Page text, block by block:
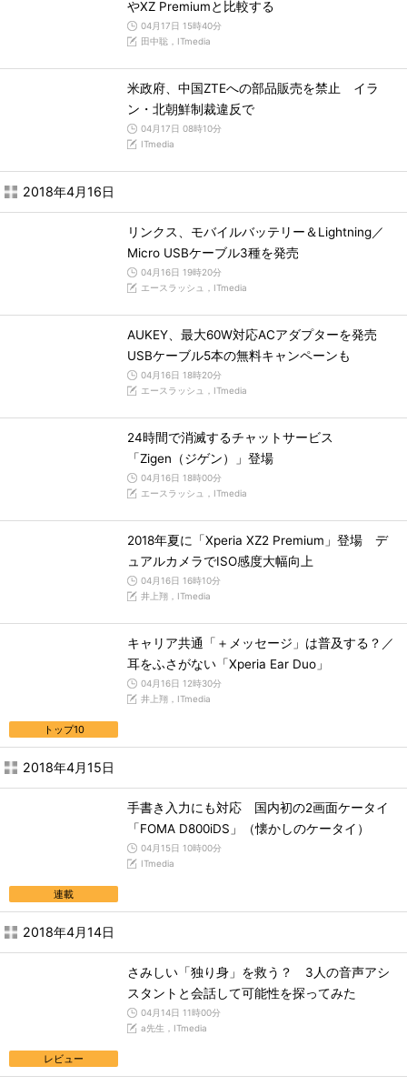
やXZ Premiumと比較する
04月17日 15時40分
田中聡，ITmedia
米政府、中国ZTEへの部品販売を禁止 イラ
ン・北朝鮮制裁違反で
04月17日 08時10分
ITmedia
2018年4月16日
リンクス、モバイルバッテリー＆Lightning／
Micro USBケーブル3種を発売
04月16日 19時20分
エースラッシュ，ITmedia
AUKEY、最大60W対応ACアダプターを発売
USBケーブル5本の無料キャンペーンも
04月16日 18時20分
エースラッシュ，ITmedia
24時間で消滅するチャットサービス
「Zigen（ジゲン）」登場
04月16日 18時00分
エースラッシュ，ITmedia
2018年夏に「Xperia XZ2 Premium」登場 デ
ュアルカメラでISO感度大幅向上
04月16日 16時10分
井上翔，ITmedia
トップ10
キャリア共通「＋メッセージ」は普及する？／
耳をふさがない「Xperia Ear Duo」
04月16日 12時30分
井上翔，ITmedia
2018年4月15日
連載
手書き入力にも対応 国内初の2画面ケータイ
「FOMA D800iDS」（懐かしのケータイ）
04月15日 10時00分
ITmedia
2018年4月14日
レビュー
さみしい「独り身」を救う？ 3人の音声アシ
スタントと会話して可能性を探ってみた
04月14日 11時00分
a先生，ITmedia